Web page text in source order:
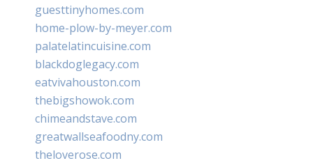
guesttinyhomes.com
home-plow-by-meyer.com
palatelatincuisine.com
blackdoglegacy.com
eatvivahouston.com
thebigshowok.com
chimeandstave.com
greatwallseafoodny.com
theloverose.com